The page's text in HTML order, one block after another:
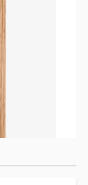
unsichtbareren
zakupić ten artykuł.
EXTENSIONS